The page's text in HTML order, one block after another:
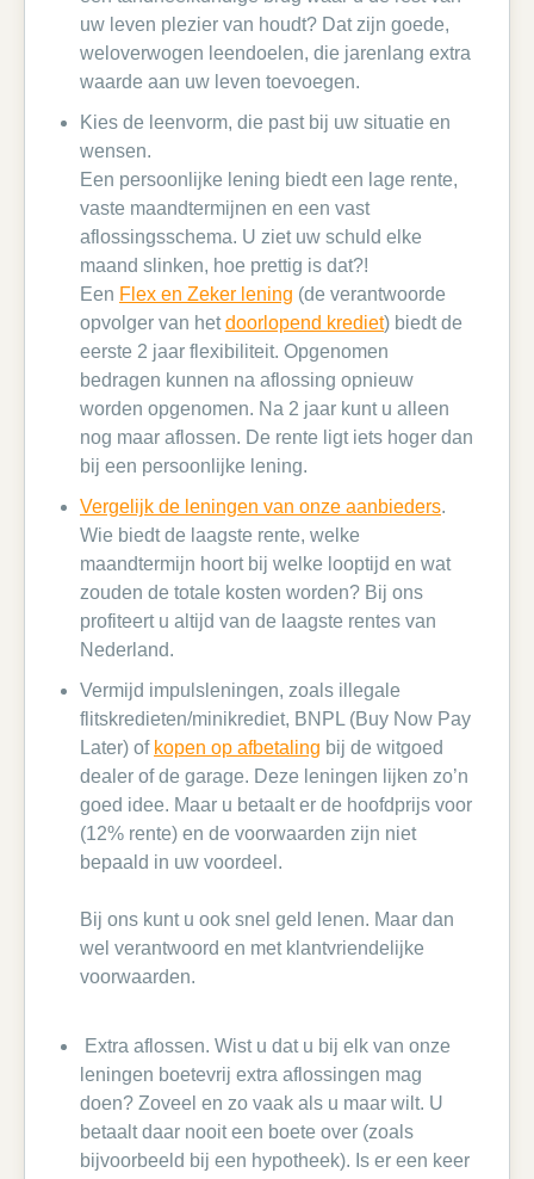
uw leven plezier van houdt? Dat zijn goede,
weloverwogen leendoelen, die jarenlang extra
waarde aan uw leven toevoegen.
Kies de leenvorm, die past bij uw situatie en
wensen.
Een persoonlijke lening biedt een lage rente,
vaste maandtermijnen en een vast
aflossingsschema. U ziet uw schuld elke
maand slinken, hoe prettig is dat?!
Een Flex en Zeker lening (de verantwoorde
opvolger van hetdoorlopend krediet) biedt de
eerste 2 jaar flexibiliteit. Opgenomen
bedragen kunnen na aflossing opnieuw
worden opgenomen. Na 2 jaar kunt u alleen
nog maar aflossen. De rente ligt iets hoger dan
bij een persoonlijke lening.
Vergelijk de leningen van onze aanbieders.
Wie biedt de laagste rente, welke
maandtermijn hoort bij welke looptijd en wat
zouden de totale kosten worden? Bij ons
profiteert u altijd van de laagste rentes van
Nederland.
Vermijd impulsleningen, zoals illegale
flitskredieten/minikrediet, BNPL (Buy Now Pay
Later) of kopen op afbetaling bij de witgoed
dealer of de garage. Deze leningen lijken zo’n
goed idee. Maar u betaalt er de hoofdprijs voor
(12% rente) en de voorwaarden zijn niet
bepaald in uw voordeel.
Bij ons kunt u ook snel geld lenen. Maar dan
wel verantwoord en met klantvriendelijke
voorwaarden.
Extra aflossen. Wist u dat u bij elk van onze
leningen boetevrij extra aflossingen mag
doen? Zoveel en zo vaak als u maar wilt. U
betaalt daar nooit een boete over (zoals
bijvoorbeeld bij een hypotheek). Is er een keer